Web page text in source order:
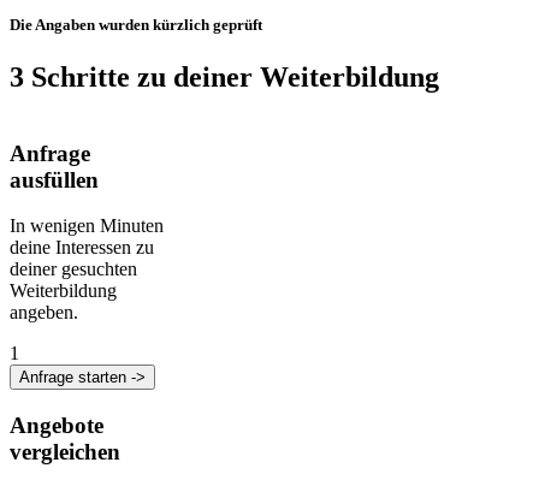
Die Angaben wurden kürzlich geprüft
3 Schritte zu deiner Weiterbildung
Anfrage
ausfüllen
In wenigen Minuten
deine Interessen zu
deiner gesuchten
Weiterbildung
angeben.
1
Anfrage starten ->
Angebote
vergleichen